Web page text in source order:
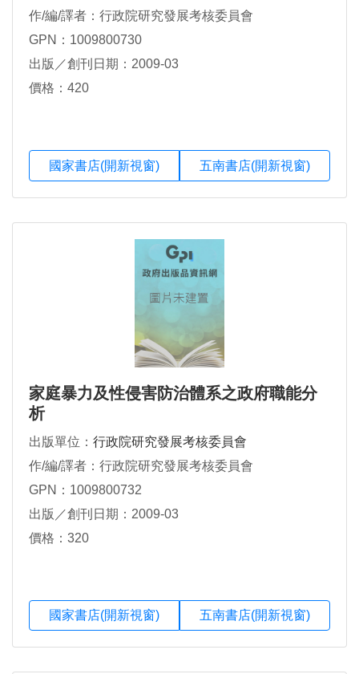
作/編/譯者：行政院研究發展考核委員會
GPN：1009800730
出版／創刊日期：2009-03
價格：420
國家書店(開新視窗) 五南書店(開新視窗)
家庭暴力及性侵害防治體系之政府職能分
析
出版單位： 行政院研究發展考核委員會
作/編/譯者：行政院研究發展考核委員會
GPN：1009800732
出版／創刊日期：2009-03
價格：320
國家書店(開新視窗) 五南書店(開新視窗)